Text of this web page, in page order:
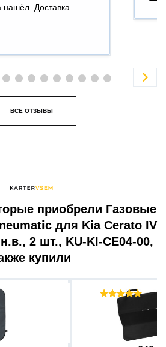
Доставка...

ВСЕ ОТЗЫВЫ
приобрели Газовые
для Kia Cerato IV
2 шт., KU-KI-CE04-00,
купили
( 70 )
спинку... Защитная